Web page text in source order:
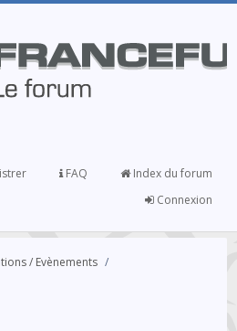
Index du forum
FAQ
Connexion
/ Evènements /